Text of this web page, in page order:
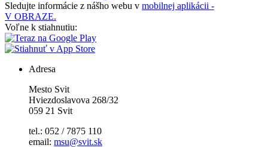
Sledujte informácie z nášho webu v mobilnej aplikácii -
V OBRAZE.
Voľne k stiahnutiu:
Adresa
Mesto Svit
Hviezdoslavova 268/32
059 21 Svit
tel.: 052 / 7875 110
email: msu@svit.sk